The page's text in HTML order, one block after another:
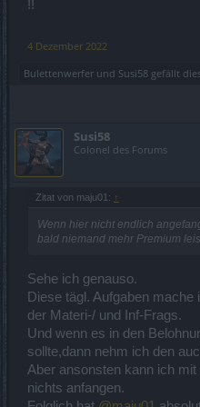
!!
4 Dezember 2022
Bulettenwerfer und Susi58 gefällt
Susi58
Colonel des Forums
Zitat von maju01: ↑
Wenn hier nicht endlich
bald niemand mehr Premium
Sehe ich genauso.
Diese tägl. Aufgaben
der Materi-/ und Inf-Frags.
Und wenn es in den
sollte,dann nehm ich den
Aber ansonsten kann ich
nichts anfangen.